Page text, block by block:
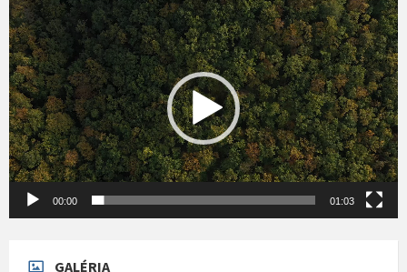
Videólejátszó
00:00 01:03
GALÉRIA